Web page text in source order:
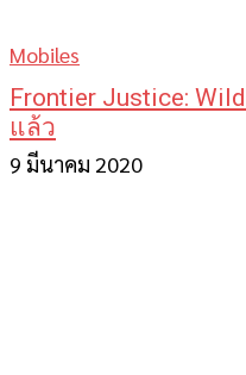
Mobiles
Frontier Justice:
แล้ว
9 มีนาคม 2020